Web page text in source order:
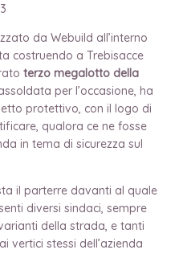
da Webuild all’interno
costruendo a Trebisacce
terzo megalotto della
per l’occasione, ha
protettivo, con il logo di
qualora ce ne fosse
in tema di sicurezza sul
il parterre davanti al quale
diversi sindaci, sempre
della strada, e tanti
vertici stessi dell’azienda